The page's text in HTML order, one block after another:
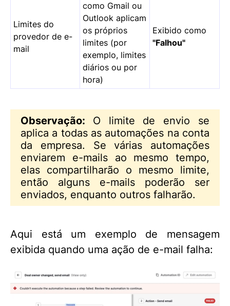
Limites do
provedor de e-
mail
como Gmail ou
Outlook aplicam
os próprios
limites (por
exemplo, limites
diários ou por
hora)
Exibido como
"Falhou"
Observação: O limite de envio se
aplica a todas as automações na conta
da empresa. Se várias automações
enviarem e-mails ao mesmo tempo,
elas compartilharão o mesmo limite,
então alguns e-mails poderão ser
enviados, enquanto outros falharão.
Aqui está um exemplo de mensagem
exibida quando uma ação de e-mail falha: